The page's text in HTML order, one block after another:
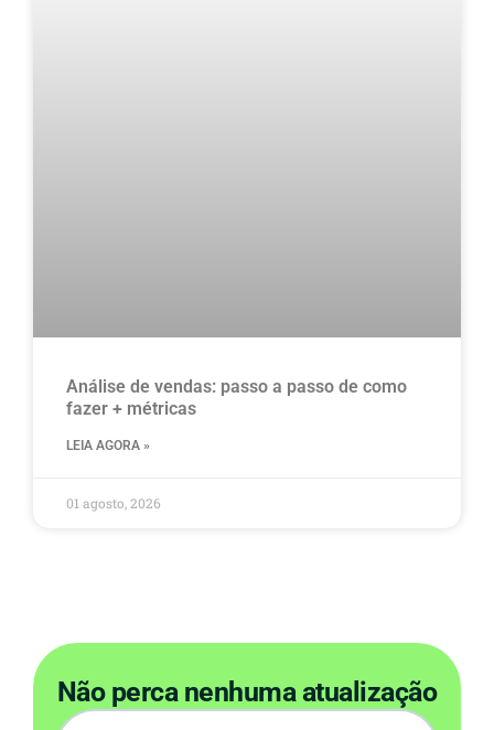
Análise de vendas: passo a passo de como
fazer + métricas
LEIA AGORA »
01 agosto, 2026
Não perca nenhuma atualização